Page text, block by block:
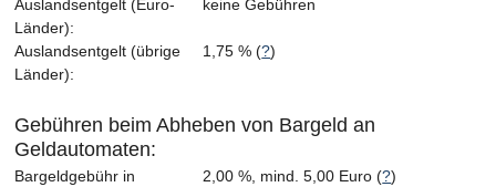
Auslandsentgelt (Euro-
Länder):
keine Gebühren
Auslandsentgelt (übrige
Länder):
1,75 % (?)
Gebühren beim Abheben von Bargeld an
Geldautomaten:
Bargeldgebühr in
2,00 %, mind. 5,00 Euro (?)